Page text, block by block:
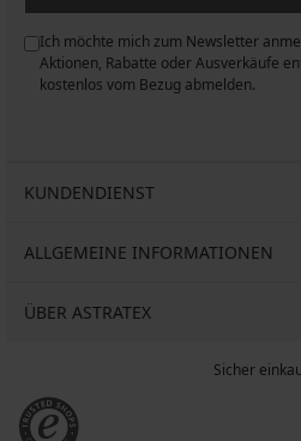
Ich möchte mich zum Newsletter
Aktionen, Rabatte oder Ausverkäufe
kostenlos vom Bezug abmelden.
KUNDENDIENST
ALLGEMEINE INFORMATIONEN
ÜBER ASTRATEX
Sicher